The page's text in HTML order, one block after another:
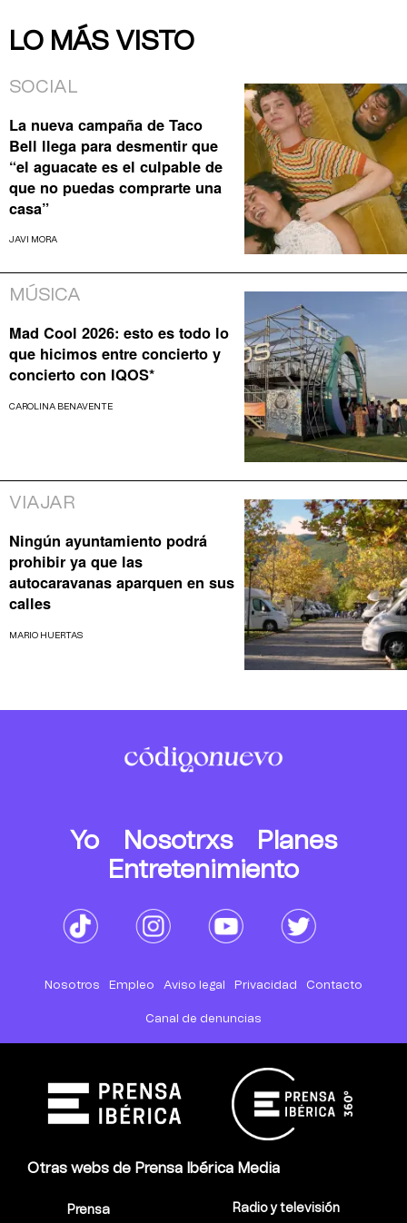
LO MÁS VISTO
SOCIAL
La nueva campaña de Taco
Bell llega para desmentir que
“el aguacate es el culpable de
que no puedas comprarte una
casa”
JAVI MORA
MÚSICA
Mad Cool 2026: esto es todo lo
que hicimos entre concierto y
concierto con IQOS*
CAROLINA BENAVENTE
VIAJAR
Ningún ayuntamiento podrá
prohibir ya que las
autocaravanas aparquen en sus
calles
MARIO HUERTAS
Yo Nosotrxs
Planes
Entretenimiento
Nosotros Empleo Aviso legal Privacidad Contacto
Canal de denuncias
Otras webs de Prensa Ibérica Media
Prensa Radio y televisión